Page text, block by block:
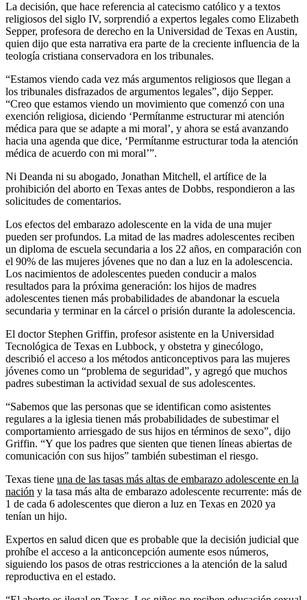
La decisión, que hace referencia al catecismo católico y a textos
religiosos del siglo IV, sorprendió a expertos legales como Elizabeth
Sepper, profesora de derecho en la Universidad de Texas en Austin,
quien dijo que esta narrativa era parte de la creciente influencia de la
teología cristiana conservadora en los tribunales.
“Estamos viendo cada vez más argumentos religiosos que llegan a
los tribunales disfrazados de argumentos legales”, dijo Sepper.
“Creo que estamos viendo un movimiento que comenzó con una
exención religiosa, diciendo ‘Permítanme estructurar mi atención
médica para que se adapte a mi moral’, y ahora se está avanzando
hacia una agenda que dice, ‘Permítanme estructurar toda la atención
médica de acuerdo con mi moral’”.
Ni Deanda ni su abogado, Jonathan Mitchell, el artífice de la
prohibición del aborto en Texas antes de Dobbs, respondieron a las
solicitudes de comentarios.
Los efectos del embarazo adolescente en la vida de una mujer
pueden ser profundos. La mitad de las madres adolescentes reciben
un diploma de escuela secundaria a los 22 años, en comparación con
el 90% de las mujeres jóvenes que no dan a luz en la adolescencia.
Los nacimientos de adolescentes pueden conducir a malos
resultados para la próxima generación: los hijos de madres
adolescentes tienen más probabilidades de abandonar la escuela
secundaria y terminar en la cárcel o prisión durante la adolescencia.
El doctor Stephen Griffin, profesor asistente en la Universidad
Tecnológica de Texas en Lubbock, y obstetra y ginecólogo,
describió el acceso a los métodos anticonceptivos para las mujeres
jóvenes como un “problema de seguridad”, y agregó que muchos
padres subestiman la actividad sexual de sus adolescentes.
“Sabemos que las personas que se identifican como asistentes
regulares a la iglesia tienen más probabilidades de subestimar el
comportamiento arriesgado de sus hijos en términos de sexo”, dijo
Griffin. “Y que los padres que sienten que tienen líneas abiertas de
comunicación con sus hijos” también subestiman el riesgo.
Texas tiene una de las tasas más altas de embarazo adolescente en la
nación y la tasa más alta de embarazo adolescente recurrente: más de
1 de cada 6 adolescentes que dieron a luz en Texas en 2020 ya
tenían un hijo.
Expertos en salud dicen que es probable que la decisión judicial que
prohíbe el acceso a la anticoncepción aumente esos números,
siguiendo los pasos de otras restricciones a la atención de la salud
reproductiva en el estado.